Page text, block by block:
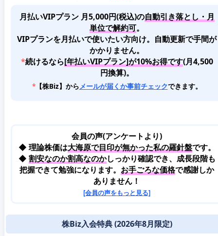
月払いVIPプラン 月5,000円(税込)の自動引き落とし・月
単位で解約可。
VIPプランを月払いで使いたい方向け。自動更新で手間が
かかりません。
*続けるなら[年払いVIPプラン]が10%お得です(月4,500
円換算)。
*【株Biz】からメールが届くか事前チェックできます。
会員の声(アンケートより)
◆ 理論株価は大海原で目印が無かった私の羅針盤です。
◆ 割安なのか割高なのかしっかり確認でき、成長段階も
把握できて勉強になります。 お手ごろな価格で感謝しか
ありません！
[会員の声をもっと見る]
株Biz入会特典 (2026年8月限定)